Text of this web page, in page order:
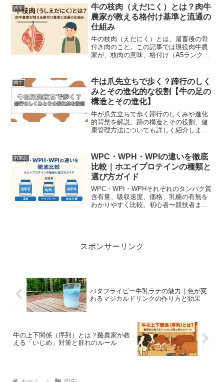
肉牛
牛の枝肉（えだにく）とは？肉牛
農家が教える格付け基準と流通の
仕組み
牛の枝肉（えだにく）とは、屠畜後の骨
付き肉のこと。この記事では現役肉牛農
家が、枝肉の意味、格付け（A5ランク
す。農業高校生や業界への就職を目指す
方必見の基礎知識です。
肉牛
牛は爪先立ちで歩く？蹄行のしく
みとその進化的な役割【牛の足の
構造とその進化】
牛が爪先立ちで歩く蹄行のしくみや進化
的背景を解説。蹄の構造とその役割、健
康管理方法についても詳しく紹介しま
乳製品
WPC・WPH・WPIの違いを徹底
比較｜ホエイプロテインの種類と
選び方ガイド
WPC・WPI・WPHそれぞれのタンパク質
含有量、吸収速度、価格、乳糖の有無を
わかりやすく比較。初心者〜競技者まで
スポンサーリンク
バタフライピー牛乳ラテの魅力｜色が変
わるマジカルドリンクの作り方と効果
牛の上下関係（序列）とは？酪農家が教
える「いじめ」対策と群れのルール